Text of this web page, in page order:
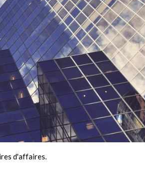
d'affaires.